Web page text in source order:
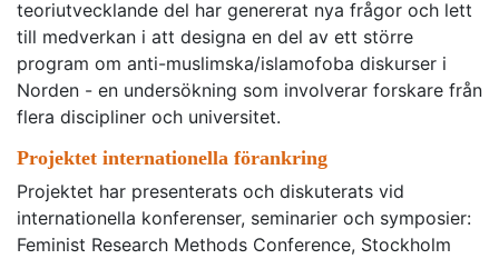
teoriutvecklande del har genererat nya frågor och lett
till medverkan i att designa en del av ett större
program om anti-muslimska/islamofoba diskurser i
Norden - en undersökning som involverar forskare från
flera discipliner och universitet.
Projektet internationella förankring
Projektet har presenterats och diskuterats vid
internationella konferenser, seminarier och symposier:
Feminist Research Methods Conference, Stockholm